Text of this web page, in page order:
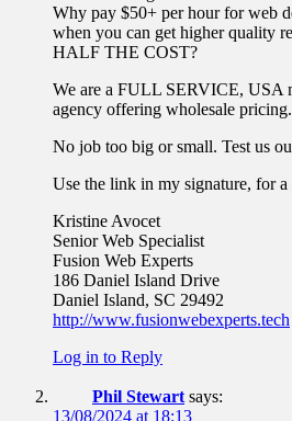
Why pay $50+ per hour for web
when you can get higher quality
HALF THE COST?
We are a FULL SERVICE, USA
agency offering wholesale pricing.
No job too big or small. Test us
Use the link in my signature, for
Kristine Avocet
Senior Web Specialist
Fusion Web Experts
186 Daniel Island Drive
Daniel Island, SC 29492
http://www.fusionwebexperts.tech
Log in to Reply
Phil Stewart says:
13/08/2024 at 18:13